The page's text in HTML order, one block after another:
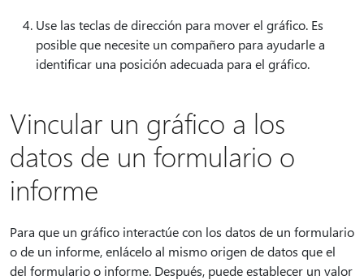
Use las teclas de dirección para mover el gráfico. Es
posible que necesite un compañero para ayudarle a
identificar una posición adecuada para el gráfico.
Vincular un gráfico a los
datos de un formulario o
informe
Para que un gráfico interactúe con los datos de un formulario
o de un informe, enlácelo al mismo origen de datos que el
del formulario o informe. Después, puede establecer un valor